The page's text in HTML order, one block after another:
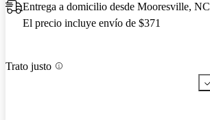
Entrega a domicilio desde Mooresville, NC
El precio incluye envío de $371
Trato justo